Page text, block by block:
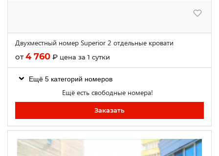
Двухместный номер Superior 2 отдельные кровати
от4 760 ₽ цена за 1 сутки
Ещё 5 категорий номеров
Ещё есть свободные номера!
Заказать